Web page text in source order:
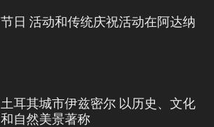
节日 活动和传统庆祝活动在阿达纳
土耳其城市伊兹密尔 以历史、文化
和自然美景著称